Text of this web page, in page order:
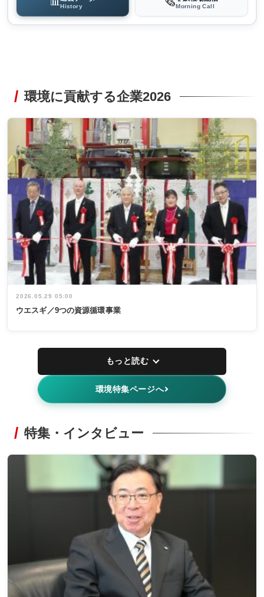
History Morning Call
環境に貢献する企業2026
2026.05.29 05:00
ウエスギ／9つの資源循環事業
もっと読む
環境特集ページへ
特集・インタビュー